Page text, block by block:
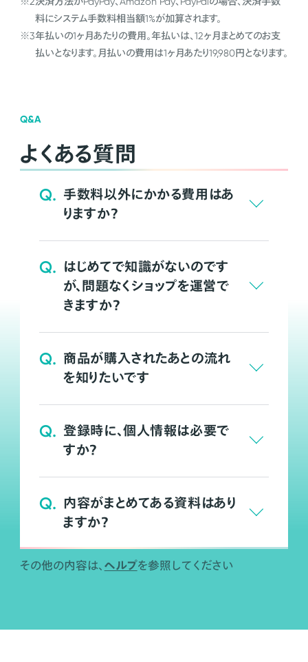
料にシステム手数料相当額1%が加算されます。
※3年払いの1ヶ月あたりの費用。年払いは、12ヶ月まとめてのお支
払いとなります。月払いの費用は1ヶ月あたり19,980円となります。
Q&A
よくある質問
Q. 手数料以外にかかる費用はあ
りますか？
Q. はじめてで知識がないのです
が、問題なくショップを運営で
きますか？
Q. 商品が購入されたあとの流れ
を知りたいです
Q. 登録時に、個人情報は必要で
すか？
Q. 内容がまとめてある資料はあり
ますか？
その他の内容は、 ヘルプを参照してください